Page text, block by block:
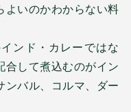
よいのかわからない料
ンド・カレーではな
合して煮込むのがイン
ンバル、コルマ、ダー